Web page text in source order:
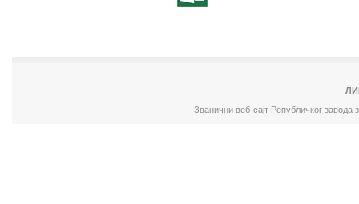
Званични веб-сајт Републичког